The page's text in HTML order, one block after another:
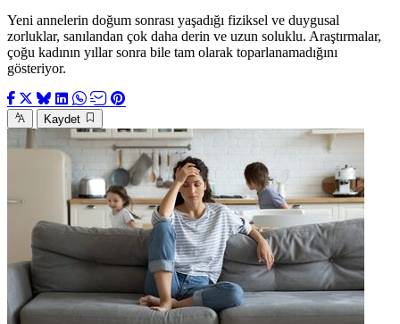
Yeni annelerin doğum sonrası yaşadığı fiziksel ve duygusal
zorluklar, sanılandan çok daha derin ve uzun soluklu. Araştırmalar,
çoğu kadının yıllar sonra bile tam olarak toparlanamadığını
gösteriyor.
Kaydet